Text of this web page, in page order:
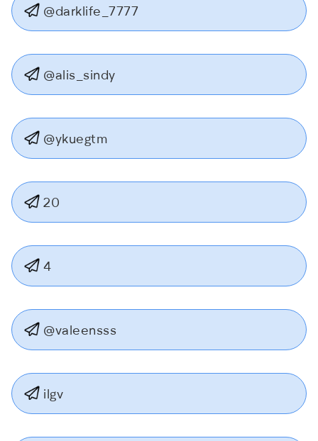
@darklife_7777
@alis_sindy
@ykuegtm
20
4
@valeensss
ilgv